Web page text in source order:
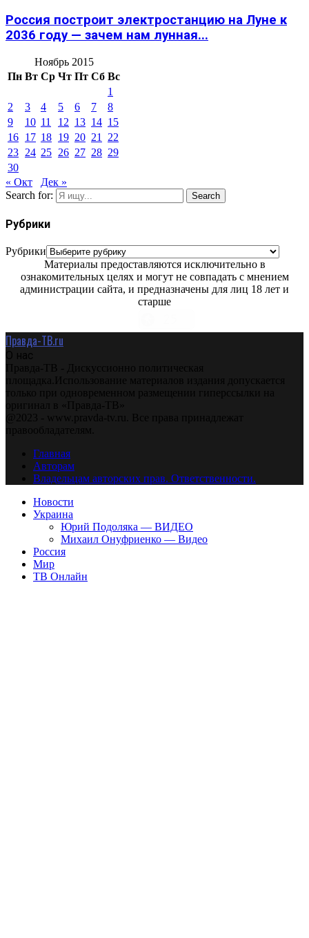
Россия построит электростанцию на Луне к
2036 году — зачем нам лунная...
Ноябрь 2015
Пн Вт Ср Чт Пт Сб Вс
1
2
3 4 5 6 7
8
9
10 11 12 13 14 15
16 17 18 19 20 21
22
23 24 25 26 27 28 29
30
« Окт
Дек »
Search for:
Search
Рубрики
Рубрики
Материалы предоставляются исключительно в
ознакомительных целях и могут не совпадать с мнением
администрации сайта, и предназначены для лиц 18 лет и
старше
Правда-ТВ.ru
О нас
Правда-ТВ - Дискуссионно политическая
площадка.Использование материалов издания допускается
только при одновременном размещении гиперссылки на
оригинал в «Правда-ТВ»
@2023 - www.pravda-tv.ru. Все права принадлежат
правообладателям.
Главная
Авторам
Владельцам авторских прав. Ответственности.
Новости
Украина
Юрий Подоляка — ВИДЕО
Михаил Онуфриенко — Видео
Россия
Мир
ТВ Онлайн